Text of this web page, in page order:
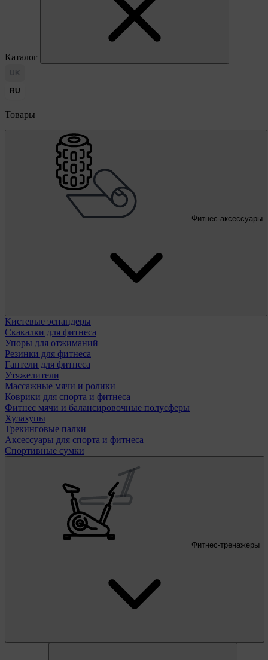
Каталог
UK
RU
Товары
Фитнес-аксессуары
Кистевые эспандеры
Скакалки для фитнеса
Упоры для отжиманий
Резинки для фитнеса
Гантели для фитнеса
Утяжелители
Массажные мячи и ролики
Коврики для спорта и фитнеса
Фитнес мячи и балансировочные полусферы
Хулахупы
Трекинговые палки
Аксессуары для спорта и фитнеса
Спортивные сумки
Фитнес-тренажеры